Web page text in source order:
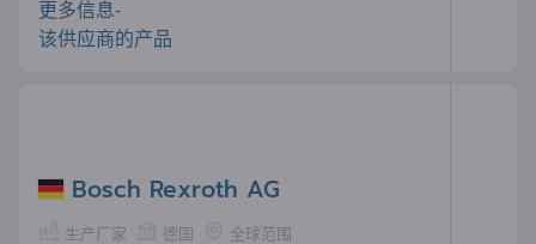
更多信息-
该供应商的产品
Bosch Rexroth AG
生产厂家 德国 全球范围